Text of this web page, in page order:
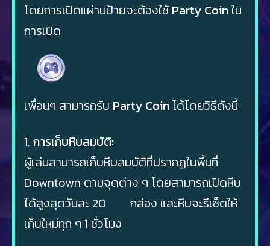
โดยการเปิดแผ่านป้ายจะต้องใช้ Party Coinใน
การเปิด
เพื่อนๆ สามารถรับ Party Coinได้โดยวิธีดังนี้
1. การเก็บหีบสมบัติ:
ผู้เล่นสามารถเก็บหีบสมบัติที่ปรากฏในพื้นที่
Downtown ตามจุดต่าง ๆ โดยสามารถเปิดหีบ
ได้สูงสุดวันละ 20 กล่อง และหีบจะรีเซ็ตให้
เก็บใหม่ทุก ๆ 1 ชั่วโมง